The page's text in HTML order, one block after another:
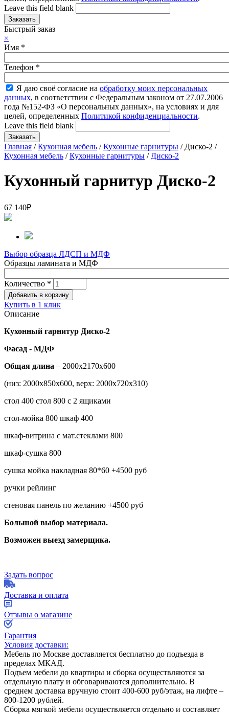
Leave this field blank
Быстрый заказ
×
Имя *
Телефон *
Я даю своё согласие на обработку моих персональных
данных, в соответствии с Федеральным законом от 27.07.2006
года №152-ФЗ «О персональных данных», на условиях и для
целей, определенных Политикой конфиденциальности.
Leave this field blank
Главная /Кухонная мебель /Кухонные гарнитуры / Диско-2 /
Кухонная мебель /Кухонные гарнитуры / Диско-2
Кухонный гарнитур Диско-2
67 140₽
Выбор образца ЛДСП и МДФ
Образцы ламината и МДФ
Количество *
Купить в 1 клик
Описание
Кухонный гарнитур Диско-2
Фасад - МДФ
Общая длина – 2000х2170х600
(низ: 2000х850х600, верх: 2000х720х310)
стол 400 стол 800 с 2 ящиками
стол-мойка 800 шкаф 400
шкаф-витрина с мат.стеклами 800
шкаф-сушка 800
сушка мойка накладная 80*60 +4500 руб
ручки рейлинг
стеновая панель по желанию +4500 руб
Большой выбор материала.
Возможен выезд замерщика.
Задать вопрос
Доставка и оплата
Отзывы о магазине
Гарантия
Условия доставки:
Мебель по Москве доставляется бесплатно до подъезда в
пределах МКАД.
Подъем мебели до квартиры и сборка осуществляются за
отдельную плату и обговариваются дополнительно. В
среднем доставка вручную стоит 400-600 руб/этаж, на лифте –
800-1200 рублей.
Сборка мягкой мебели осуществляется отдельно и составляет